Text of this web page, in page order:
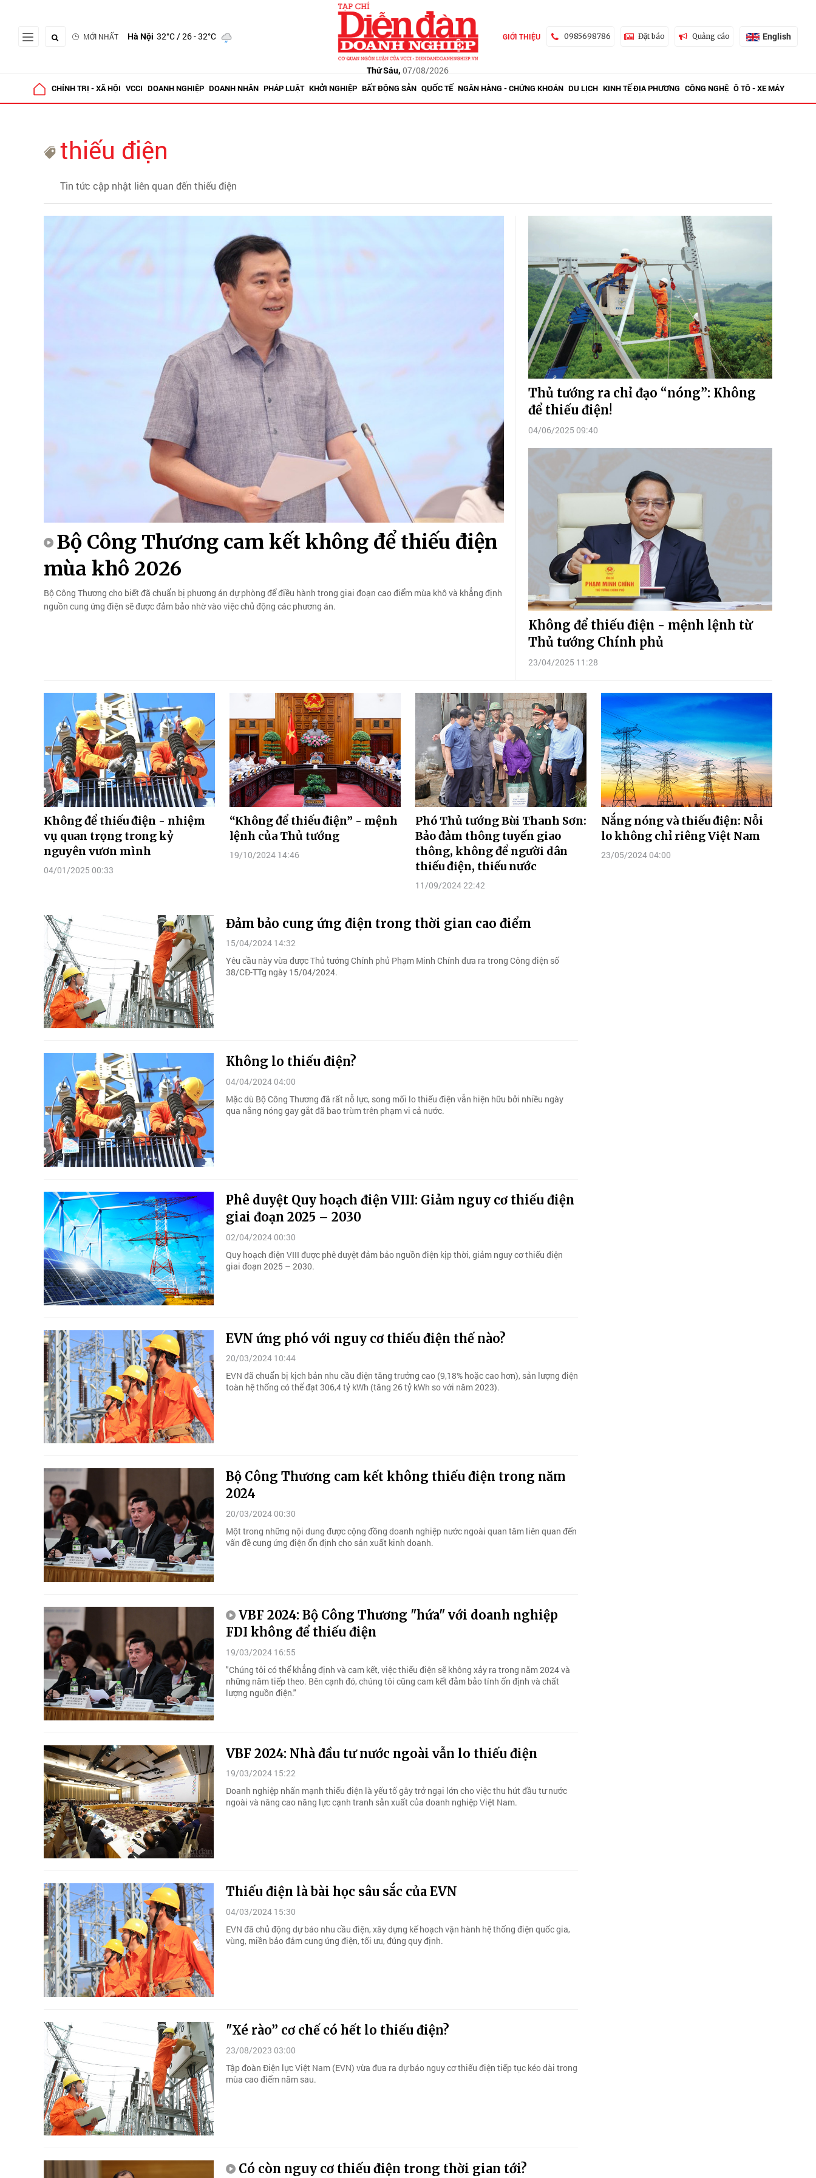
MỚI NHẤT Hà Nội 32°C/ 26 - 32°C
Thứ Sáu, 07/08/2026
GIỚI THIỆU 0985698786 Đặt báo Quảng cáo English
CHÍNH TRỊ - XÃ HỘI VCCI DOANH NGHIỆP DOANH NHÂN PHÁP LUẬT KHỞI NGHIỆP BẤT ĐỘNG SẢN QUỐC TẾ NGÂN HÀNG - CHỨNG KHOÁN DU LỊCH KINH TẾ ĐỊA PHƯƠNG CÔNG NGHỆ Ô TÔ - XE MÁY
thiếu điện
Tin tức cập nhật liên quan đến thiếu điện
Bộ Công Thương cam kết không để thiếu điện
mùa khô 2026
Bộ Công Thương cho biết đã chuẩn bị phương án dự phòng để điều hành trong giai đoạn cao điểm mùa khô và khẳng định
nguồn cung ứng điện sẽ được đảm bảo nhờ vào việc chủ động các phương án.
Thủ tướng ra chỉ đạo “nóng”: Không
để thiếu điện!
04/06/2025 09:40
Không để thiếu điện - mệnh lệnh từ
Thủ tướng Chính phủ
23/04/2025 11:28
Không để thiếu điện - nhiệm
vụ quan trọng trong kỷ
nguyên vươn mình
04/01/2025 00:33
“Không để thiếu điện” - mệnh
lệnh của Thủ tướng
19/10/2024 14:46
Phó Thủ tướng Bùi Thanh Sơn:
Bảo đảm thông tuyến giao
thông, không để người dân
thiếu điện, thiếu nước
11/09/2024 22:42
Nắng nóng và thiếu điện: Nỗi
lo không chỉ riêng Việt Nam
23/05/2024 04:00
Đảm bảo cung ứng điện trong thời gian cao điểm
15/04/2024 14:32
Yêu cầu này vừa được Thủ tướng Chính phủ Phạm Minh Chính đưa ra trong Công điện số
38/CĐ-TTg ngày 15/04/2024.
Không lo thiếu điện?
04/04/2024 04:00
Mặc dù Bộ Công Thương đã rất nỗ lực, song mối lo thiếu điện vẫn hiện hữu bởi nhiều ngày
qua nắng nóng gay gắt đã bao trùm trên phạm vi cả nước.
Phê duyệt Quy hoạch điện VIII: Giảm nguy cơ thiếu điện
giai đoạn 2025 – 2030
02/04/2024 00:30
Quy hoạch điện VIII được phê duyệt đảm bảo nguồn điện kịp thời, giảm nguy cơ thiếu điện
giai đoạn 2025 – 2030.
EVN ứng phó với nguy cơ thiếu điện thế nào?
20/03/2024 10:44
EVN đã chuẩn bị kịch bản nhu cầu điện tăng trưởng cao (9,18% hoặc cao hơn), sản lượng điện
toàn hệ thống có thể đạt 306,4 tỷ kWh (tăng 26 tỷ kWh so với năm 2023).
Bộ Công Thương cam kết không thiếu điện trong năm
2024
20/03/2024 00:30
Một trong những nội dung được cộng đồng doanh nghiệp nước ngoài quan tâm liên quan đến
vấn đề cung ứng điện ổn định cho sản xuất kinh doanh.
VBF 2024: Bộ Công Thương "hứa" với doanh nghiệp
FDI không để thiếu điện
19/03/2024 16:55
"Chúng tôi có thể khẳng định và cam kết, việc thiếu điện sẽ không xảy ra trong năm 2024 và
những năm tiếp theo. Bên cạnh đó, chúng tôi cũng cam kết đảm bảo tính ổn định và chất
lượng nguồn điện."
VBF 2024: Nhà đầu tư nước ngoài vẫn lo thiếu điện
19/03/2024 15:22
Doanh nghiệp nhấn mạnh thiếu điện là yếu tố gây trở ngại lớn cho việc thu hút đầu tư nước
ngoài và nâng cao năng lực cạnh tranh sản xuất của doanh nghiệp Việt Nam.
Thiếu điện là bài học sâu sắc của EVN
04/03/2024 15:30
EVN đã chủ động dự báo nhu cầu điện, xây dựng kế hoạch vận hành hệ thống điện quốc gia,
vùng, miền bảo đảm cung ứng điện, tối ưu, đúng quy định.
"Xé rào” cơ chế có hết lo thiếu điện?
23/08/2023 03:00
Tập đoàn Điện lực Việt Nam (EVN) vừa đưa ra dự báo nguy cơ thiếu điện tiếp tục kéo dài trong
mùa cao điểm năm sau.
Có còn nguy cơ thiếu điện trong thời gian tới?